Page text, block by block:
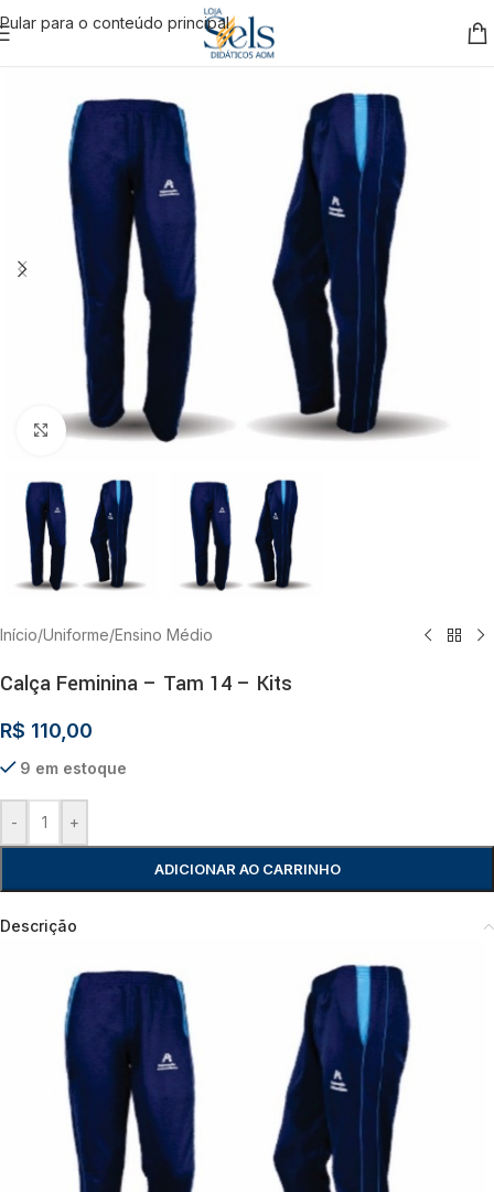
Pular para o conteúdo principal
Clique para ampliar
Início/Uniforme/Ensino Médio
Calça Feminina – Tam 14 – Kits
R$ 110,00
9 em estoque
- +
ADICIONAR AO CARRINHO
Descrição